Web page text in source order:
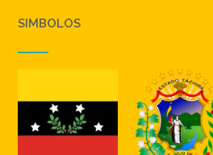
SIMBOLOS